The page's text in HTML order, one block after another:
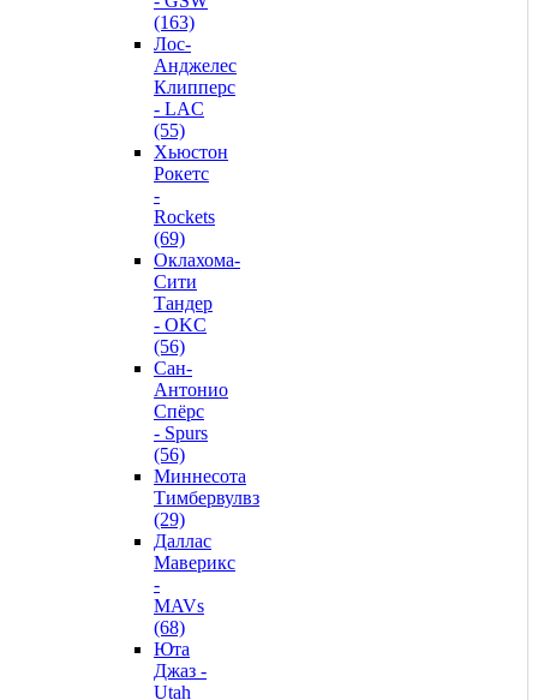
(163)
Лос-
Анджелес
Клипперс
- LAC
(55)
Хьюстон
Рокетс
-
Rockets
(69)
Оклахома-
Сити
Тандер
- OKC
(56)
Сан-
Антонио
Спёрс
- Spurs
(56)
Миннесота
Тимбервулвз
(29)
Даллас
Маверикс
-
MAVs
(68)
Юта
Джаз -
Utah